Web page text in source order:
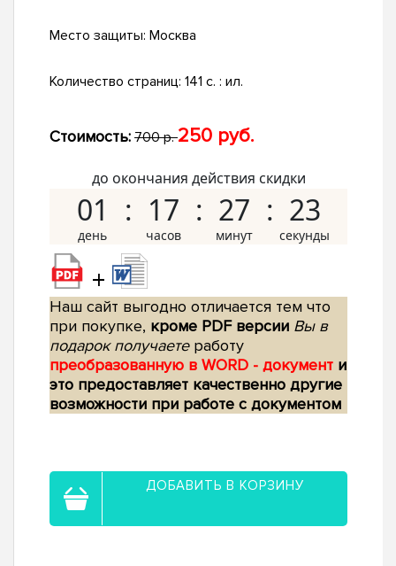
Место защиты: Москва
Количество страниц: 141 с. : ил.
Стоимость: 700 р.250 руб.
до окончания действия скидки
01 17 27 22
+
Наш сайт выгодно отличается тем что
при покупке, кроме PDF версии Вы в
подарок получаетеработу
преобразованную в WORD - документ и
это предоставляет качественно другие
возможности при работе с документом
ДОБАВИТЬ В КОРЗИНУ